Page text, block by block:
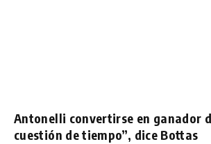
Antonelli convertirse en ganador
cuestión de tiempo”, dice Bottas